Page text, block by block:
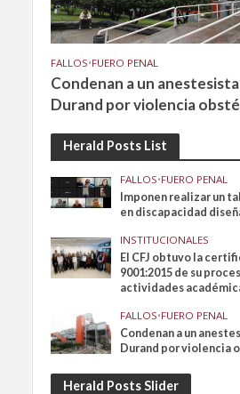
FALLOS•FUERO PENAL
Condenan a un
Durand por violencia
Herald Posts List
FALLOS•FUERO PENAL
Imponen realizar un
en discapacidad
INSTITUCIONALES
El CFJ obtuvo la
9001:2015 de su
actividades
FALLOS•FUERO PENAL
Condenan a un
Durand por violencia
Herald Posts Slider